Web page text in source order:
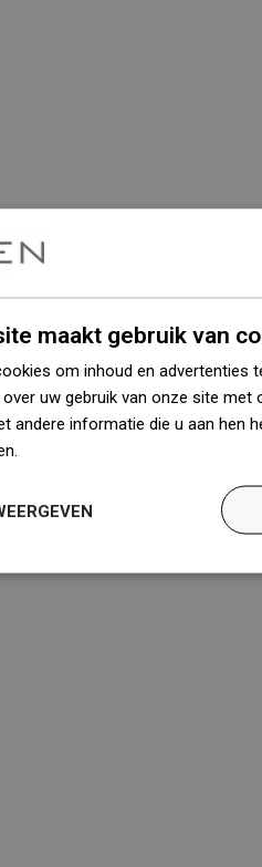
maakt gebruik van
om inhoud en advertenties
uw gebruik van onze site met
andere informatie die u aan hen